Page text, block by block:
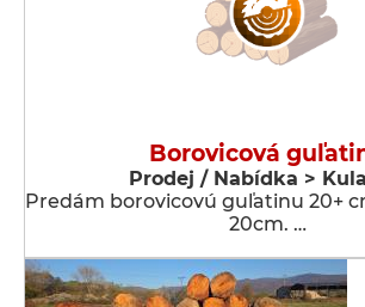
Borovicová
Prodej / Nabídka >
Predám borovicovú guľatinu 20+
20cm. …